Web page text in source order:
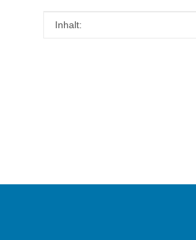
Produkteigenschaft
Wert
Inhalt: